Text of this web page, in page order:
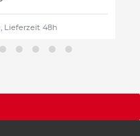
Lieferzeit 48h